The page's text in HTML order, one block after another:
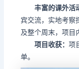
丰富的课外活
宾交流，实地考察
及整个周末，项目
项目收获：项
单。